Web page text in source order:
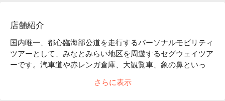
店舗紹介
国内唯一、都心臨海部公道を走行するパーソナルモビリティ
ツアーとして、みなとみらい地区を周遊するセグウェイツア
ーです。汽車道や赤レンガ倉庫、大観覧車、象の鼻といっ
海風も感じることができます。乗り方の講習をおこなうので
さらに表示